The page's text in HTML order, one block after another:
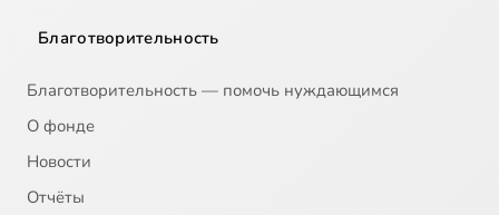
Благотворительность
Благотворительность — помочь нуждающимся
О фонде
Новости
Отчёты